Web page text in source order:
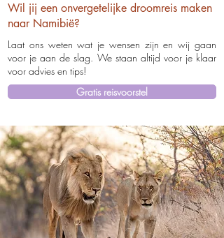
Wil jij een onvergetelijke droomreis maken
naar Namibië?
Laat ons weten wat je wensen zijn en wij gaan
voor je aan de slag. We staan altijd voor je klaar
voor advies en tips!
Gratis reisvoorstel